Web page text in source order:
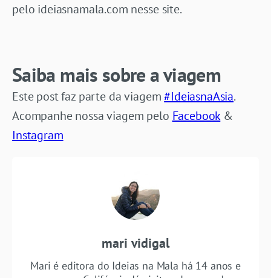
pelo ideiasnamala.com nesse site.
Saiba mais sobre a viagem
Este post faz parte da viagem#IdeiasnaAsia.
Acompanhe nossa viagem pelo Facebook &
Instagram
mari vidigal
Mari é editora do Ideias na Mala há 14 anos e